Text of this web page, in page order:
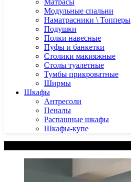
Матрасы
Модульные спальни
Наматрасники \ Топперы
Подушки
Полки навесные
Пуфы и банкетки
Столики макияжные
Столы туалетные
Тумбы прикроватные
Ширмы
Шкафы
Антресоли
Пеналы
Распашные шкафы
Шкафы-купе